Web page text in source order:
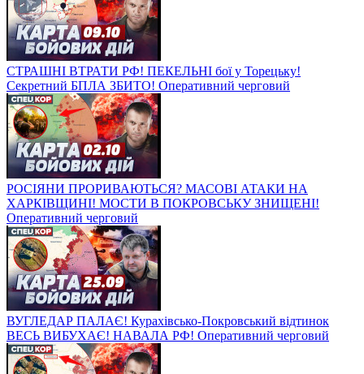
СТРАШНІ ВТРАТИ РФ! ПЕКЕЛЬНІ бої у Торецьку!
Секретний БПЛА ЗБИТО! Оперативний черговий
РОСІЯНИ ПРОРИВАЮТЬСЯ? МАСОВІ АТАКИ НА
ХАРКІВЩИНІ! МОСТИ В ПОКРОВСЬКУ ЗНИЩЕНІ!
Оперативний черговий
ВУГЛЕДАР ПАЛАЄ! Курахівсько-Покровський відтинок
ВЕСЬ ВИБУХАЄ! НАВАЛА РФ! Оперативний черговий